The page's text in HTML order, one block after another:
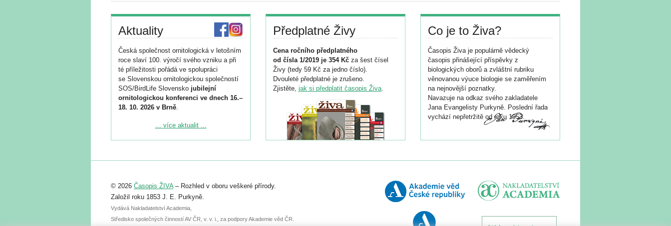
Aktuality
Česká společnost ornitologická v letošním
roce slaví 100. výročí svého vzniku a při
té příležitosti pořádá ve spolupráci
se Slovenskou ornitologickou společností
SOS/BirdLife Slovensko jubilejní
ornitologickou konferenci ve dnech 16.–
18. 10. 2026 v Brně.
Podrobnější informace ke konferenci
Registrovat se můžete do 6. září.
abstraktu přihlášené přednášky nebo
posteru je už 30. června.
... více aktualit ...
Předplatné Živy
Cena ročního předplatného
od čísla 1/2019 je 354 Kč za šest čísel
Živy (tedy 59 Kč za jedno číslo).
Dvouleté předplatné je zrušeno.
Zjistěte, jak si předplatit časopis Živa.
Co je to Živa?
Časopis Živa je populárně vědecký
časopis přinášející příspěvky z
biologických oborů a zvláštní rubriku
věnovanou výuce biologie se zaměřením
na nejnovější poznatky.
Navazuje na odkaz svého zakladatele
Jana Evangelisty Purkyně. Poslední řada
vychází nepřetržitě od roku 1953.
© 2026 Časopis ŽIVA– Rozhled v oboru veškeré přírody.
Založil roku 1853 J. E. Purkyně.
Vydává Nakladatelství Academia,
Středisko společných činností AV ČR, v. v. i., za podpory Akademie věd ČR.